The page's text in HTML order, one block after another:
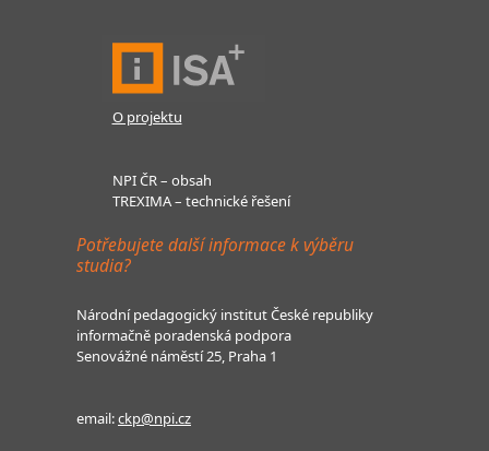
O projektu
NPI ČR – obsah
TREXIMA – technické řešení
Potřebujete další informace k výběru
studia?
Národní pedagogický institut České republiky
informačně poradenská podpora
Senovážné náměstí 25, Praha 1
email:ckp@npi.cz